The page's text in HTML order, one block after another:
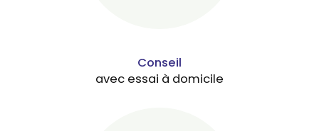
Conseil
avec essai à domicile